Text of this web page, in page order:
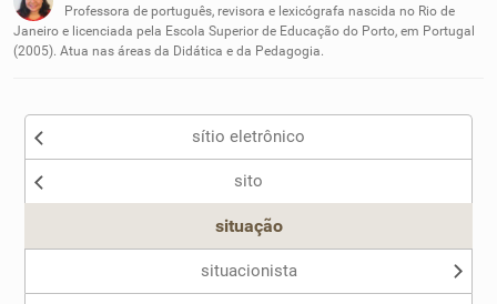
Nenhum dos sinônimos apresentados me ajudou
Outro
Professora de português, revisora e lexicógrafa nascida no Rio de
Janeiro e licenciada pela Escola Superior de Educação do Porto, em Portugal
(2005). Atua nas áreas da Didática e da Pedagogia.
sítio eletrônico
sito
situação
situacionista